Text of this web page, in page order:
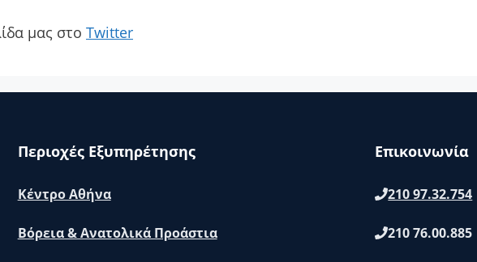
μας στο Twitter
Περιοχές Εξυπηρέτησης
Κέντρο Αθήνα
Βόρεια & Ανατολικά Προάστια
Επικοινωνία
210 97.32.754
210 76.00.885